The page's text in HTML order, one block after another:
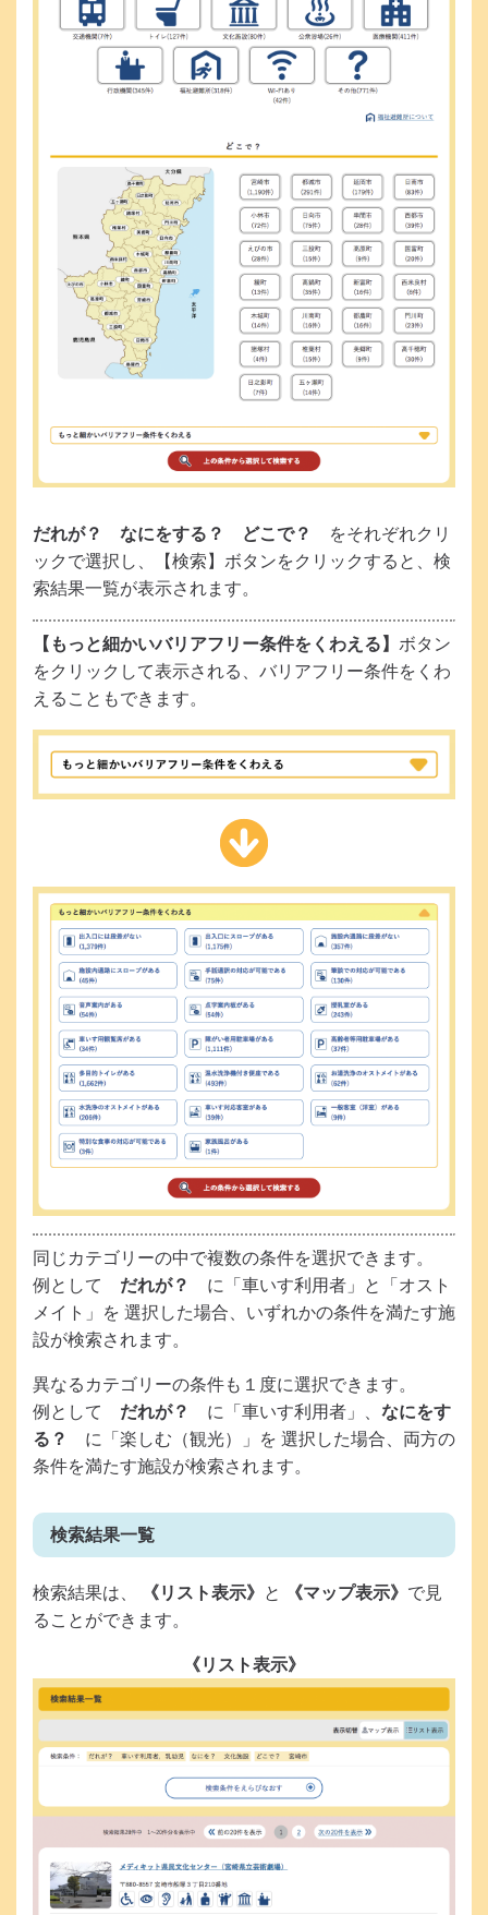
だれが？ なにをする？ どこで？
をそれぞれクリ
ックで選択し、【検索】ボタンをクリックすると、検
索結果一覧が表示されます。
【もっと細かいバリアフリー条件をくわえる】 ボタン
をクリックして表示される、バリアフリー条件をくわ
えることもできます。
同じカテゴリーの中で複数の条件を選択できます。
例として だれが？
に「車いす利用者」と「オスト
メイト」を 選択した場合、いずれかの条件を満たす施
設が検索されます。
異なるカテゴリーの条件も１度に選択できます。
例として だれが？ に「車いす利用者」、 なにをす
る？
に「楽しむ（観光）」を 選択した場合、両方の
条件を満たす施設が検索されます。
検索結果一覧
検索結果は、 《リスト表示》 と 《マップ表示》 で見
ることができます。
《リスト表示》